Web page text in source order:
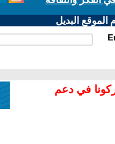
الموقع البديل
في دعم